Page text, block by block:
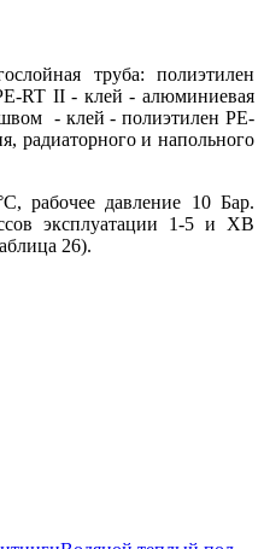
труба: полиэтилен
RT II - клей - алюминиевая
- клей - полиэтилен PE-
радиаторного и напольного
рабочее давление 10 Бар.
эксплуатации 1-5 и ХВ
26).